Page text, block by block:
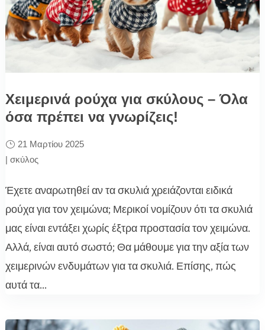
Χειμερινά ρούχα για σκύλους – Όλα
όσα πρέπει να γνωρίζεις!
21 Μαρτίου 2025
| σκύλος
Έχετε αναρωτηθεί αν τα σκυλιά χρειάζονται ειδικά
ρούχα για τον χειμώνα; Μερικοί νομίζουν ότι τα σκυλιά
μας είναι εντάξει χωρίς έξτρα προστασία τον χειμώνα.
Αλλά, είναι αυτό σωστό; Θα μάθουμε για την αξία των
χειμερινών ενδυμάτων για τα σκυλιά. Επίσης, πώς
αυτά τα...